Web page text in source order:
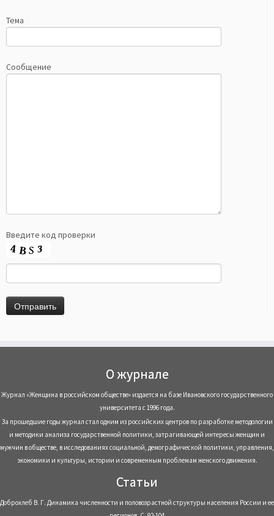
Тема
Сообщение
Введите код проверки
О журнале
Журнал «Женщина в российском обществе» издается на базе Ивановского государственного
университета с 1996 года.
За прошедшие годы журнал стал одним из российских центров по разработке методологии
и методики анализа государственной политики, затрагивающей интересы женщин и
мужчин в обществе, в исследованиях социальной, демографической политики, управления,
экономики и культуры, истории и современным проблемам женского движения.
Статьи
Доброхлеб В. Г. Динамика численности и половозрастной структуры населения России и ее